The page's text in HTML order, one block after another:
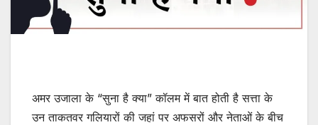
अमर उजाला के “सुना है क्या” कॉलम में बात होती है सत्ता के
उन ताकतवर गलियारों की जहां पर अफसरों और नेताओं के बीच